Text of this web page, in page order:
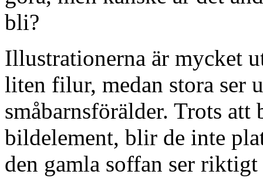
bli?
Illustrationerna är mycket
liten filur, medan stora ser
småbarnsförälder. Trots
bildelement, blir de inte
den gamla soffan ser